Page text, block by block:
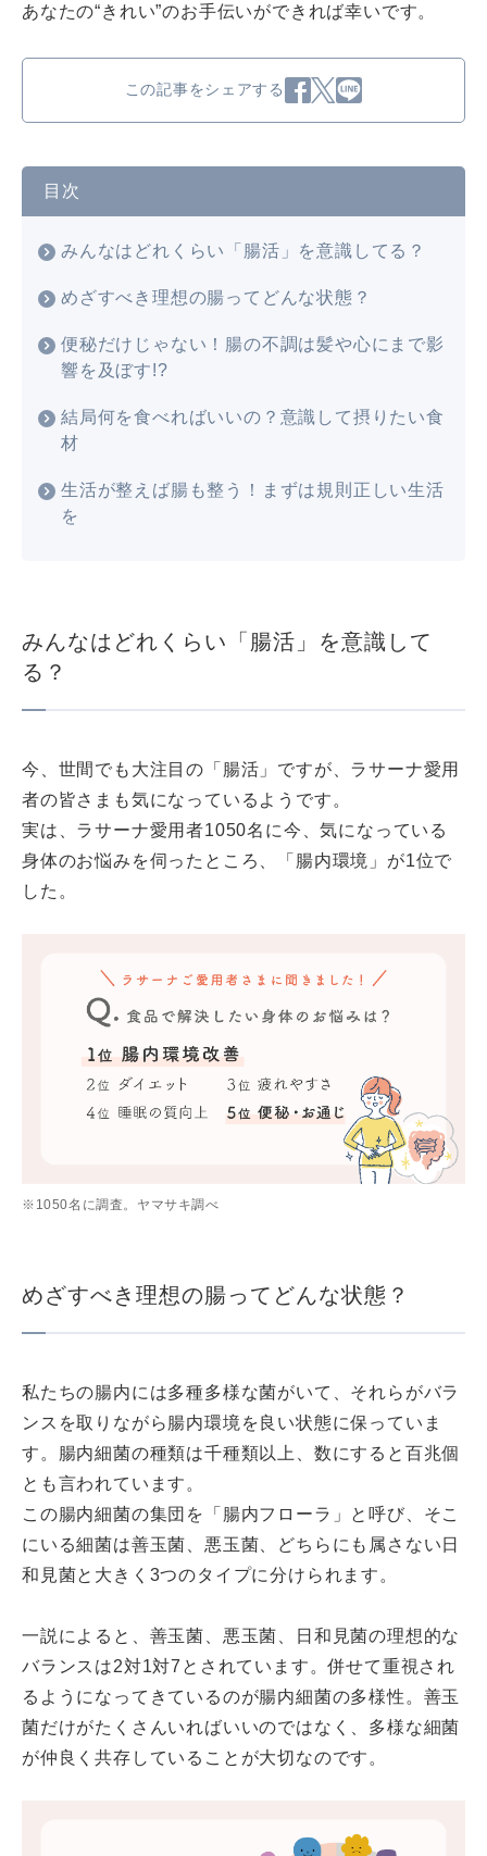
あなたの“きれい”のお手伝いができれば幸いです。
この記事をシェアする
目次
みんなはどれくらい「腸活」を意識してる？
めざすべき理想の腸ってどんな状態？
便秘だけじゃない！腸の不調は髪や心にまで影
響を及ぼす!?
結局何を食べればいいの？意識して摂りたい食
材
生活が整えば腸も整う！まずは規則正しい生活
を
みんなはどれくらい「腸活」を意識して
る？
今、世間でも大注目の「腸活」ですが、ラサーナ愛用
者の皆さまも気になっているようです。
実は、ラサーナ愛用者1050名に今、気になっている
身体のお悩みを伺ったところ、「腸内環境」が1位で
した。
※1050名に調査。ヤマサキ調べ
めざすべき理想の腸ってどんな状態？
私たちの腸内には多種多様な菌がいて、それらがバラ
ンスを取りながら腸内環境を良い状態に保っていま
す。腸内細菌の種類は千種類以上、数にすると百兆個
とも言われています。
この腸内細菌の集団を「腸内フローラ」と呼び、そこ
にいる細菌は善玉菌、悪玉菌、どちらにも属さない日
和見菌と大きく3つのタイプに分けられます。
一説によると、善玉菌、悪玉菌、日和見菌の理想的な
バランスは2対1対7とされています。併せて重視され
るようになってきているのが腸内細菌の多様性。善玉
菌だけがたくさんいればいいのではなく、多様な細菌
が仲良く共存していることが大切なのです。